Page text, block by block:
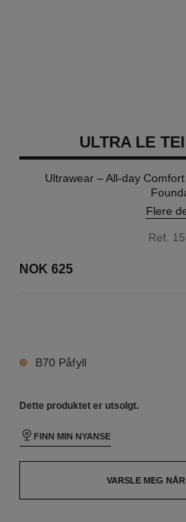
ULTRA LE
Ultrawear – All-day
Flere
Ref.
NOK 625
B70 Påfyll
Dette produktet er utsolgt.
FINN MIN NYANSE
VARSLE MEG